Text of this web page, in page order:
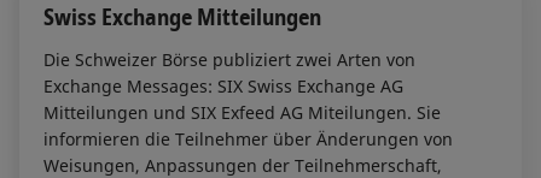
Swiss Exchange Mitteilungen
Die Schweizer Börse publiziert zwei Arten von
Exchange Messages: SIX Swiss Exchange AG
Mitteilungen und SIX Exfeed AG Miteilungen. Sie
informieren die Teilnehmer über Änderungen von
Weisungen, Anpassungen der Teilnehmerschaft,